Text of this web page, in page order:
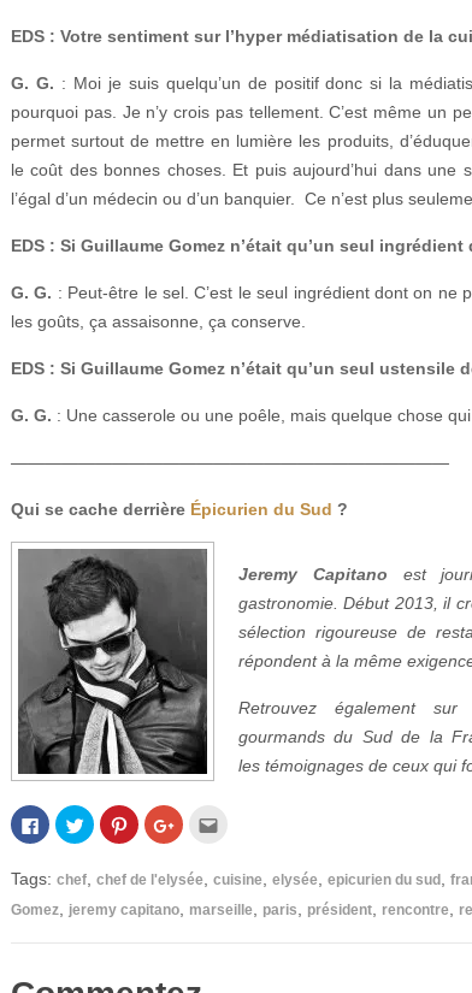
EDS : Votre sentiment sur l’hyper médiatisation de la
G. G. : Moi je suis quelqu’un de positif donc si la
pourquoi pas. Je n’y crois pas tellement. C’est même un
permet surtout de mettre en lumière les produits,
le coût des bonnes choses. Et puis aujourd’hui dans une
l’égal d’un médecin ou d’un banquier. Ce n’est plus
EDS : Si Guillaume Gomez n’était qu’un seul
G. G. : Peut-être le sel. C’est le seul ingrédient dont on ne
les goûts, ça assaisonne, ça conserve.
EDS : Si Guillaume Gomez n’était qu’un seul ustensile
G. G. : Une casserole ou une poêle, mais quelque chose qui
——————————————————————————
Qui se cache derrière Épicurien du Sud ?
Jeremy Capitano est
gastronomie. Début 2013, il
sélection rigoureuse de
répondent à la même
Retrouvez également sur
gourmands du Sud de la
les témoignages de ceux qui
Cliquez
pour
partager
Facebook(ouvre
une
nouvelle
Cliquez
pour
partager
Twitter(ouvre
dans
une
nouvelle
Cliquez
pour
partager
Pinterest(ouvre
une
nouvelle
Cliquez
pour
Google+
(ouvre
dans
une
fenêtre)
e-
à
un
dans
Tags: chef chef de l'elysée cuisine elysée epicurien du sud
Gomez
jeremy capitano marseille paris président rencontre